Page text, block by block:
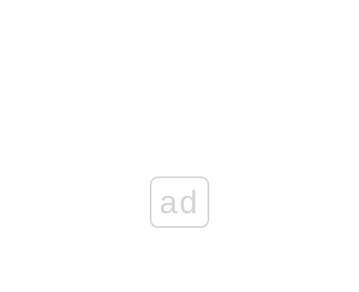
ad